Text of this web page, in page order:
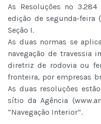
As Resoluções nº
edição de segunda-feira
Seção I.
As duas normas se
navegação de travessia
diretriz de rodovia ou
fronteira, por empresas
As duas resoluções
sítio da Agência
“Navegação Interior”.